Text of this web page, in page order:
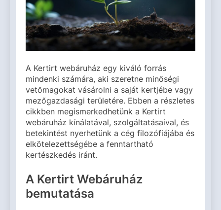
A Kertirt webáruház egy kiváló forrás
mindenki számára, aki szeretne minőségi
vetőmagokat vásárolni a saját kertjébe vagy
mezőgazdasági területére. Ebben a részletes
cikkben megismerkedhetünk a Kertirt
webáruház kínálatával, szolgáltatásaival, és
betekintést nyerhetünk a cég filozófiájába és
elkötelezettségébe a fenntartható
kertészkedés iránt.
A Kertirt Webáruház
bemutatása